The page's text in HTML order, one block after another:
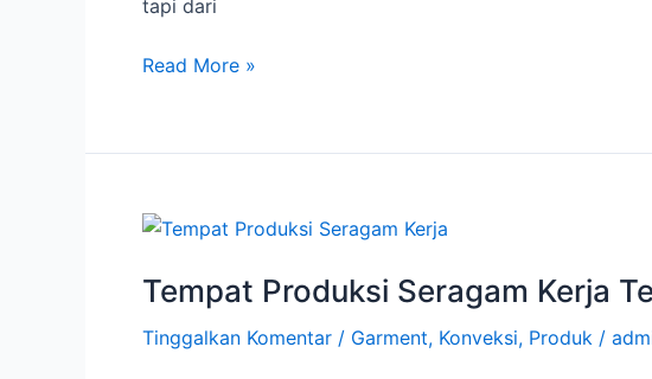
tapi dari
Indonesia
Read More »
Tempat Produksi Seragam Kerja
Tinggalkan Komentar / Garment, Konveksi, Produk /
Tempat
Seragam
Terbaik